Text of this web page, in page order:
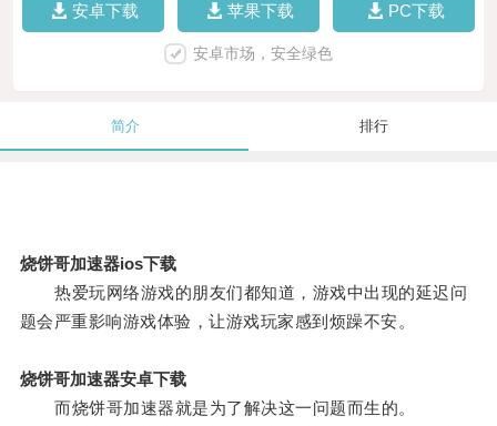
安卓下载 苹果下载 PC下载
安卓市场，安全绿色
简介 排行
烧饼哥加速器ios下载
热爱玩网络游戏的朋友们都知道，游戏中出现的延迟问
题会严重影响游戏体验，让游戏玩家感到烦躁不安。
烧饼哥加速器安卓下载
而烧饼哥加速器就是为了解决这一问题而生的。